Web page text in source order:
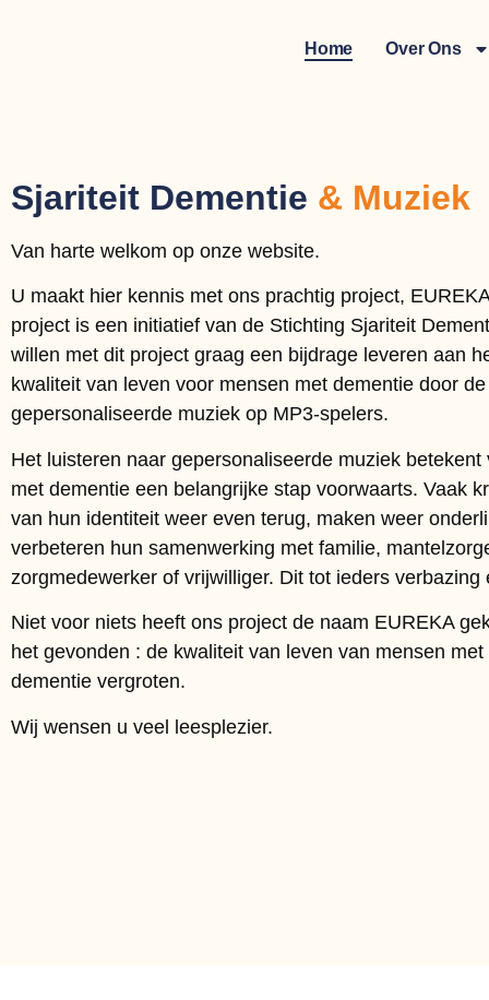
Home Over Ons
Sjariteit Dementie & Muziek
Van harte welkom op onze website.
U maakt hier kennis met ons prachtig project,
project is een initiatief van de Stichting Sjariteit
willen met dit project graag een bijdrage leveren aan
kwaliteit van leven voor mensen met dementie door
gepersonaliseerde muziek op MP3-spelers.
Het luisteren naar gepersonaliseerde muziek betekent
met dementie een belangrijke stap voorwaarts. Vaak
van hun identiteit weer even terug, maken weer
verbeteren hun samenwerking met familie,
zorgmedewerker of vrijwilliger. Dit tot ieders verbazing
Niet voor niets heeft ons project de naam EUREKA
het gevonden : de kwaliteit van leven van mensen
dementie vergroten.
Wij wensen u veel leesplezier.